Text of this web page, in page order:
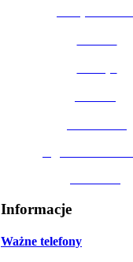
Informacje
Ważne telefony